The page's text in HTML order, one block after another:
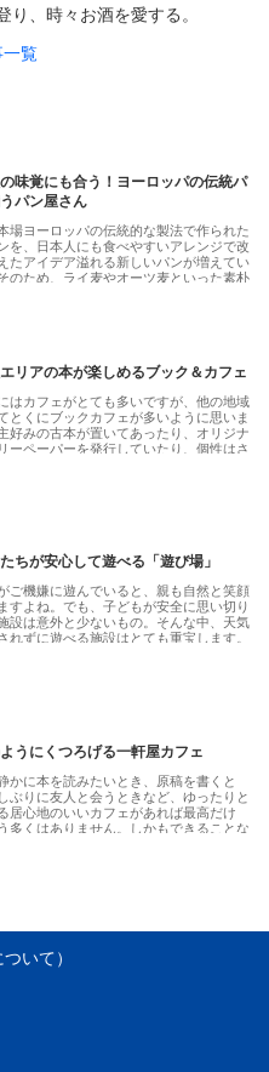
り、時々お酒を愛する。
覧
味覚にも合う！ヨーロッパの伝統パ
パン屋さん
場ヨーロッパの伝統的な製法で作られた
を、日本人にも食べやすいアレンジで改
たアイデア溢れる新しいパンが増えてい
のため、ライ麦やオーツ麦といった素朴
リアの本が楽しめるブック＆カフェ
はカフェがとても多いですが、他の地域
とくにブックカフェが多いように思いま
好みの古本が置いてあったり、オリジナ
ーペーパーを発行していたり、個性はさ
ちが安心して遊べる「遊び場」
ご機嫌に遊んでいると、親も自然と笑顔
すよね。でも、子どもが安全に思い切り
設は意外と少ないもの。そんな中、天気
れずに遊べる施設はとても重宝します。
うにくつろげる一軒屋カフェ
かに本を読みたいとき、原稿を書くと
ぶりに友人と会うときなど、ゆったりと
居心地のいいカフェがあれば最高だけ
多くはありません。しかもできることな
いて）